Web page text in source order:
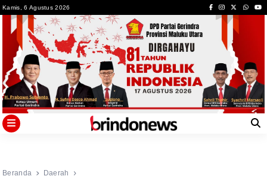
toKamis, 6 Agustus 2026
Beranda Daerah